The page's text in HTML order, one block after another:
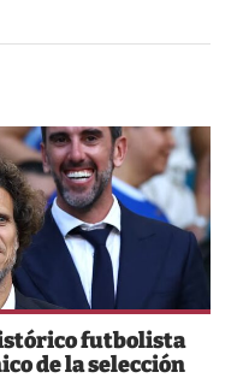
futbolista
de la selección